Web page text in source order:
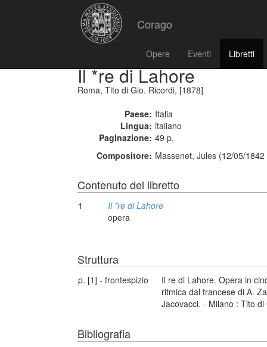
Corago
Opere Eventi Libretti
Il *re di Lahore
Roma, Tito di Gio. Ricordi, [1878]
Paese: Italia
Lingua: italiano
Paginazione: 49 p.
Compositore: Massenet, Jules (12/05/
Contenuto del libretto
1
Il *re di Lahore
opera
Struttura
p. [1] - frontespizio
Il re di Lahore. Opera in
ritmica dal francese di A.
Jacovacci. - Milano : Tito
Bibliografia